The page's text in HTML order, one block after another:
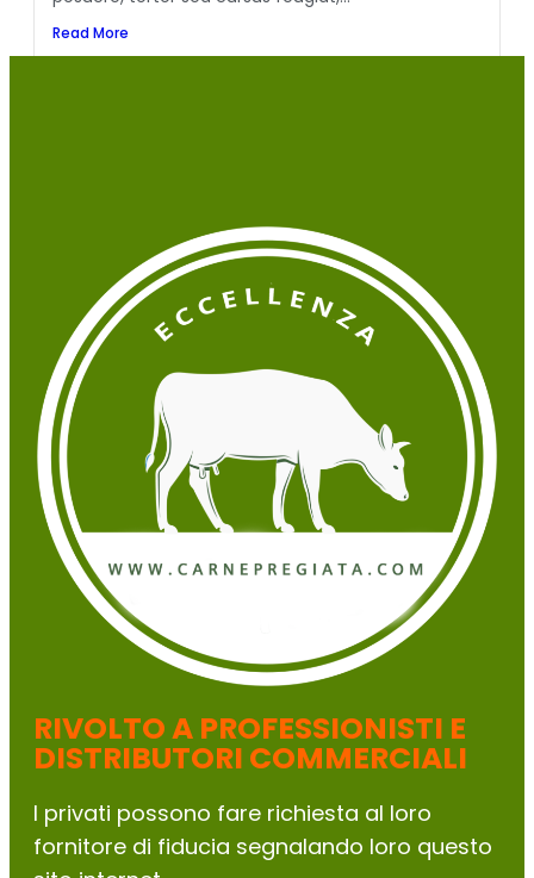
Read More
RIVOLTO A PROFESSIONISTI E
DISTRIBUTORI COMMERCIALI
I privati possono fare richiesta al loro
fornitore di fiducia segnalando loro questo